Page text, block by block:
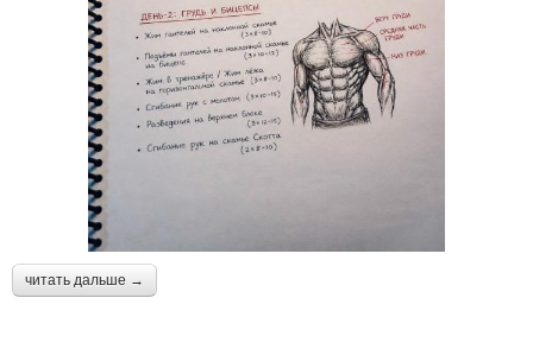
читать дальше →